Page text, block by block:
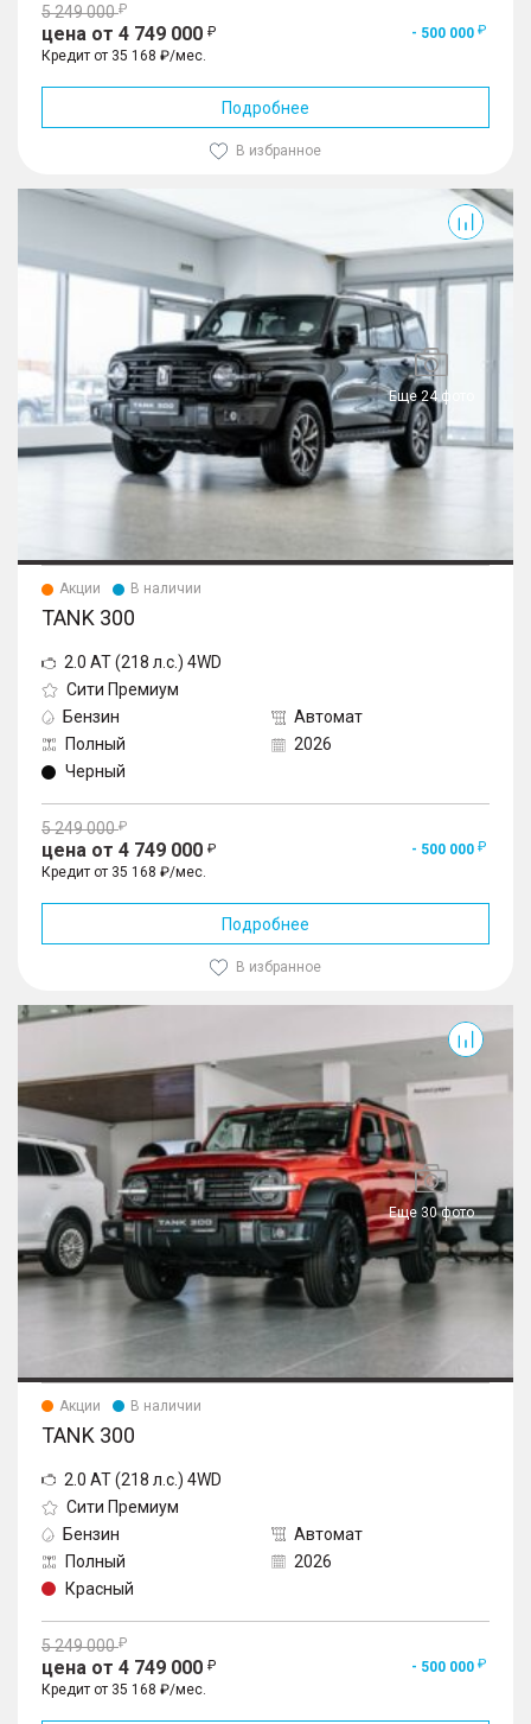
5 249 000
цена от 4 749 000
- 500 000
Кредит от 35 168 ₽/мес.
Подробнее
В избранное
Еще 24 фото
Акции В наличии
TANK 300
2.0 AT (218 л.с.) 4WD
Сити Премиум
Бензин
Автомат
Полный
2026
Черный
5 249 000
цена от 4 749 000
- 500 000
Кредит от 35 168 ₽/мес.
Подробнее
В избранное
Еще 30 фото
300
Акции В наличии
TANK 300
2.0 AT (218 л.с.) 4WD
Сити Премиум
Бензин
Автомат
Полный
2026
Красный
5 249 000
цена от 4 749 000
- 500 000
Кредит от 35 168 ₽/мес.